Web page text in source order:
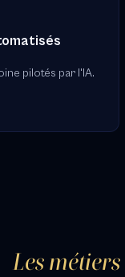
pilotés par l'IA.
Les